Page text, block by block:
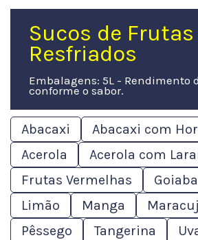
Sucos de Frutas
Resfriados
Embalagens: 5L - Rendimento
conforme o sabor.
Abacaxi
Abacaxi com
Acerola
Acerola com
Frutas Vermelhas
Goiaba
Limão
Manga
Pêssego
Tangerina